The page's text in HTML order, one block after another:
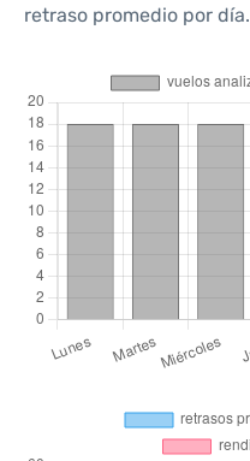
retraso promedio por día.